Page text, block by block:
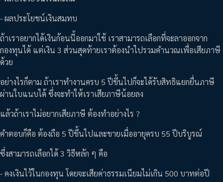
- ผลประโยชน์เงินสมทบ
ถ้าเราอยากได้เงินก้อนนี้ออกมาใช้ เราสามารถเลือกที่จะลาออกจาก
กองทุนได้ แต่เงิน 3 ส่วนสุดท้ายเราต้องนำไปรวมคำนวณเพื่อเสียภาษี
ด้วย
อย่างไรก็ตาม ถ้าเราทำงานครบ 5 ปีขึ้นไปก็จะได้รับสิทธิแยกยื่นภาษี
ผ่านใบแนบได้ ซึ่งจะทำให้เราเสียภาษีน้อยลง
แล้วถ้าเราไม่อยากเสียภาษี ต้องทำอย่างไร ?
คำตอบก็คือ ต้องถือ 5 ปีขึ้นไปและขายเมื่ออายุครบ 55 ปีบริบูรณ์
ซึ่งสามารถเลือกได้ 3 วิธีหลัก ๆ คือ
- คงเงินไว้ในกองทุน โดยจะเสียค่าธรรมเนียมไม่เกิน 500 บาทต่อปี